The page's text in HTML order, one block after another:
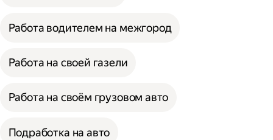
Работа водителем на межгород
Работа на своей газели
Работа на своём грузовом авто
Подработка на авто